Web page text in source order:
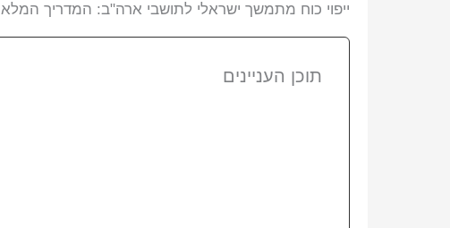
ייפוי כוח מתמשך ישראלי לתושבי ארה"ב: המדריך המלא 5
תוכן העניינים